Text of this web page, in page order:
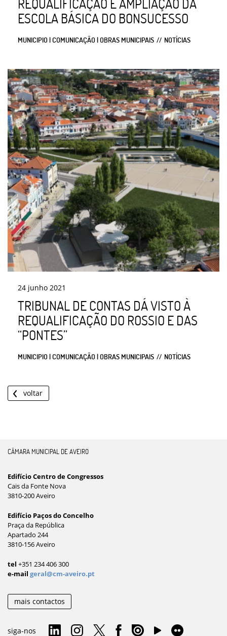
REQUALIFICAÇÃO E AMPLIAÇÃO DA
ESCOLA BÁSICA DO BONSUCESSO
MUNICIPIO | COMUNICAÇÃO | OBRAS MUNICIPAIS NOTÍCIAS
24 junho 2021
TRIBUNAL DE CONTAS DÁ VISTO À
REQUALIFICAÇÃO DO ROSSIO E DAS
“PONTES”
MUNICIPIO | COMUNICAÇÃO | OBRAS MUNICIPAIS NOTÍCIAS
voltar
CÂMARA MUNICIPAL DE AVEIRO
Edifício Centro de Congressos
Cais da Fonte Nova
3810-200 Aveiro
Edifício Paços do Concelho
Praça da República
Apartado 244
3810-156 Aveiro
tel +351 234 406 300
e-mail geral@cm-aveiro.pt
mais contactos
siga-nos